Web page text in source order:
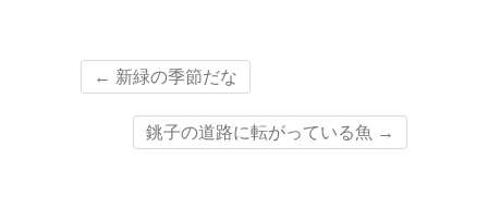
← 新緑の季節だな
銚子の道路に転がっている魚 →